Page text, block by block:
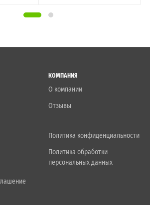
КОМПАНИЯ
О компании
Отзывы
Политика конфиденциальности
Политика обработки
персональных данных